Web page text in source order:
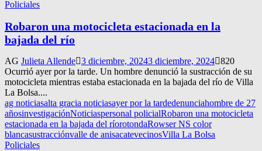
Policiales
Robaron una motocicleta estacionada en la
bajada del río
AG Julieta Allende 3 diciembre, 20243 diciembre, 2024 820
Ocurrió ayer por la tarde. Un hombre denunció la sustracción de su
motocicleta mientras estaba estacionada en la bajada del río de Villa
La Bolsa....
ag noticiasalta gracia noticiasayer por la tardedenunciahombre de 27
añosinvestigaciónNoticiaspersonal policialRobaron una motocicleta
estacionada en la bajada del ríorotondaRowser NS color
blancasustracciónvalle de anisacatevecinosVilla La Bolsa
Policiales